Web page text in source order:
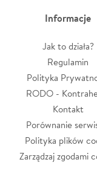
Informacje
Jak to działa?
Regulamin
Polityka
RODO -
Kontakt
Porównanie
Polityka plików
Zarządzaj zgodami